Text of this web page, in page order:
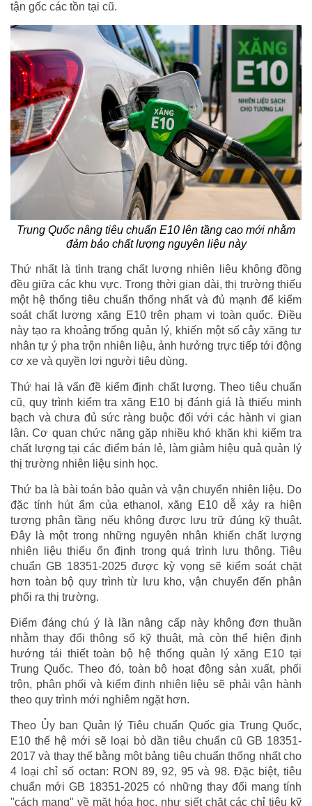
tận gốc các tồn tại cũ.
Trung Quốc nâng tiêu chuẩn E10 lên tầng cao mới nhằm
đảm bảo chất lượng nguyên liệu này
Thứ nhất là tình trạng chất lượng nhiên liệu không đồng
đều giữa các khu vực. Trong thời gian dài, thị trường thiếu
một hệ thống tiêu chuẩn thống nhất và đủ mạnh để kiểm
soát chất lượng xăng E10 trên phạm vi toàn quốc. Điều
này tạo ra khoảng trống quản lý, khiến một số cây xăng tư
nhân tự ý pha trộn nhiên liệu, ảnh hưởng trực tiếp tới động
cơ xe và quyền lợi người tiêu dùng.
Thứ hai là vấn đề kiểm định chất lượng. Theo tiêu chuẩn
cũ, quy trình kiểm tra xăng E10 bị đánh giá là thiếu minh
bạch và chưa đủ sức ràng buộc đối với các hành vi gian
lận. Cơ quan chức năng gặp nhiều khó khăn khi kiểm tra
chất lượng tại các điểm bán lẻ, làm giảm hiệu quả quản lý
thị trường nhiên liệu sinh học.
Thứ ba là bài toán bảo quản và vận chuyển nhiên liệu. Do
đặc tính hút ẩm của ethanol, xăng E10 dễ xảy ra hiện
tượng phân tầng nếu không được lưu trữ đúng kỹ thuật.
Đây là một trong những nguyên nhân khiến chất lượng
nhiên liệu thiếu ổn định trong quá trình lưu thông. Tiêu
chuẩn GB 18351-2025 được kỳ vọng sẽ kiểm soát chặt
hơn toàn bộ quy trình từ lưu kho, vận chuyển đến phân
phối ra thị trường.
Điểm đáng chú ý là lần nâng cấp này không đơn thuần
nhằm thay đổi thông số kỹ thuật, mà còn thể hiện định
hướng tái thiết toàn bộ hệ thống quản lý xăng E10 tại
Trung Quốc. Theo đó, toàn bộ hoạt động sản xuất, phối
trộn, phân phối và kiểm định nhiên liệu sẽ phải vận hành
theo quy trình mới nghiêm ngặt hơn.
Theo Ủy ban Quản lý Tiêu chuẩn Quốc gia Trung Quốc,
E10 thế hệ mới sẽ loại bỏ dần tiêu chuẩn cũ GB 18351-
2017 và thay thế bằng một bảng tiêu chuẩn thống nhất cho
4 loại chỉ số octan: RON 89, 92, 95 và 98. Đặc biệt, tiêu
chuẩn mới GB 18351-2025 có những thay đổi mang tính
"cách mạng" về mặt hóa học, như siết chặt các chỉ tiêu kỹ